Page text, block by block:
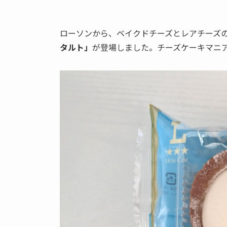
ローソンから、ベイクドチーズとレアチーズ
タルト」 が登場しました。チーズケーキマニ